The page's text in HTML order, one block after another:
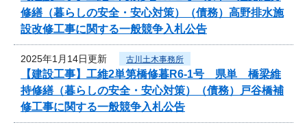
修繕（暮らしの安全・安心対策）（債務）高野排水施
設改修工事に関する一般競争入札公告
2025年1月14日更新 古川土木事務所
【建設工事】工維2単第橋修暮R6-1号 県単 橋梁維
持修繕（暮らしの安全・安心対策）（債務）戸谷橋補
修工事に関する一般競争入札公告